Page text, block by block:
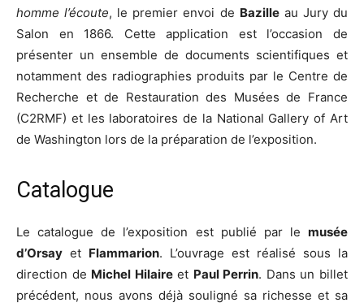
homme l’écoute, le premier envoi de Bazilleau Jury du
Salon en 1866. Cette application est l’occasion de
présenter un ensemble de documents scientifiques et
notamment des radiographies produits par le Centre de
Recherche et de Restauration des Musées de France
(C2RMF) et les laboratoires de la National Gallery of Art
de Washington lors de la préparation de l’exposition.
Catalogue
Le catalogue de l’exposition est publié par le musée
d’Orsay et Flammarion. L’ouvrage est réalisé sous la
direction de Michel Hilaireet Paul Perrin. Dans un billet
précédent, nous avons déjà souligné sa richesse et sa